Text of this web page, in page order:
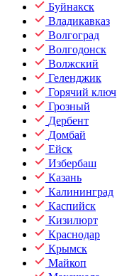
Буйнакск
Владикавказ
Волгоград
Волгодонск
Волжский
Геленджик
Горячий ключ
Грозный
Дербент
Домбай
Ейск
Избербаш
Казань
Калининград
Каспийск
Кизилюрт
Краснодар
Крымск
Майкоп